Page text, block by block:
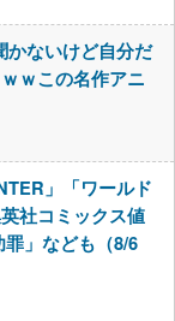
かないけど自分だ
ｗこの名作アニ
」「ワールド
社コミックス値
」なども（8/6